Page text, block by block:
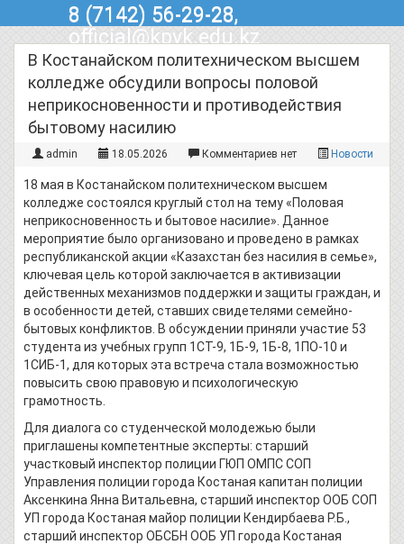
8 (7142) 56-29-28,
official@kpvk.edu.kz
г.Костанай, Проспект Кобыланды
Батыра, 3
В Костанайском политехническом высшем
колледже обсудили вопросы половой
неприкосновенности и противодействия
бытовому насилию
admin 18.05.2026 Комментариев нет Новости
18 мая в Костанайском политехническом высшем
колледже состоялся круглый стол на тему «Половая
неприкосновенность и бытовое насилие». Данное
мероприятие было организовано и проведено в рамках
республиканской акции «Казахстан без насилия в семье»,
ключевая цель которой заключается в активизации
действенных механизмов поддержки и защиты граждан, и
в особенности детей, ставших свидетелями семейно-
бытовых конфликтов. В обсуждении приняли участие 53
студента из учебных групп 1СТ-9, 1Б-9, 1Б-8, 1ПО-10 и
1СИБ-1, для которых эта встреча стала возможностью
повысить свою правовую и психологическую
грамотность.
Для диалога со студенческой молодежью были
приглашены компетентные эксперты: старший
участковый инспектор полиции ГЮП ОМПС СОП
Управления полиции города Костаная капитан полиции
Аксенкина Янна Витальевна, старший инспектор ООБ СОП
УП города Костаная майор полиции Кендирбаева Р.Б.,
старший инспектор ОБСБН ООБ УП города Костаная